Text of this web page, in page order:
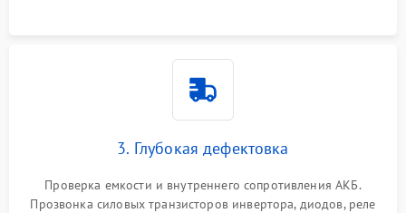
3. Глубокая дефектовка
Проверка емкости и внутреннего сопротивления АКБ.
Прозвонка силовых транзисторов инвертора, диодов, реле